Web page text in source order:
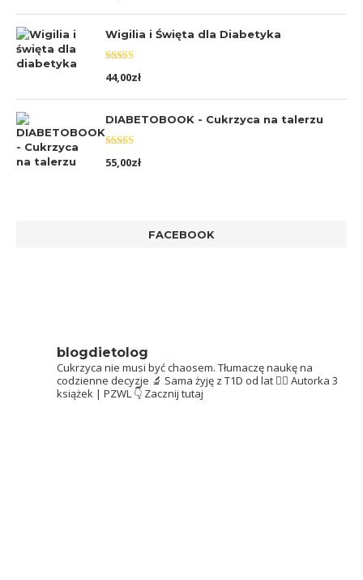
Wigilia i Święta dla Diabetyka
Oceniono
5.00na 5
44,00zł
DIABETOBOOK - Cukrzyca na talerzu
Oceniono
5.00na 5
55,00zł
FACEBOOK
blogdietolog
Cukrzyca nie musi być chaosem. Tłumaczę naukę na
codzienne decyzje 🔬 Sama żyję z T1D od lat 👩‍⚕️ Autorka 3
książek | PZWL 👇 Zacznij tutaj